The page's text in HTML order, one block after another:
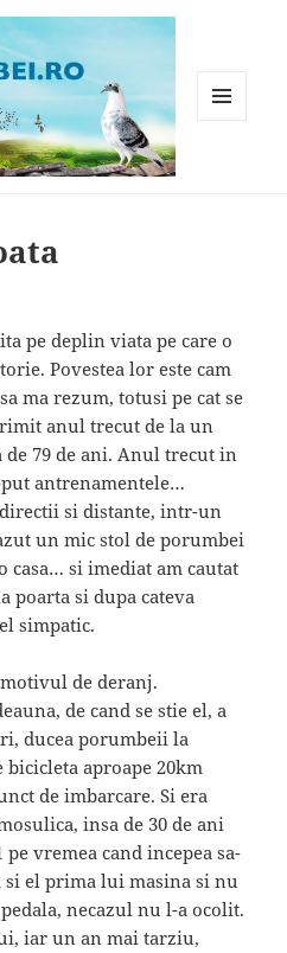
pe deplin viata pe care o
Povestea lor este cam
ma rezum, totusi pe cat se
anul trecut de la un
de 79 de ani. Anul trecut in
antrenamentele…
si distante, intr-un
un mic stol de porumbei
casa… si imediat am cautat
poarta si dupa cateva
simpatic.
de deranj.
de cand se stie el, a
ducea porumbeii la
aproape 20km
de imbarcare. Si era
insa de 30 de ani
vremea cand incepea sa-
el prima lui masina si nu
necazul nu l-a ocolit.
iar un an mai tarziu,